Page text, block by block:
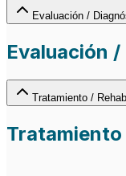
Evaluación /
Evaluación
Tratamiento /